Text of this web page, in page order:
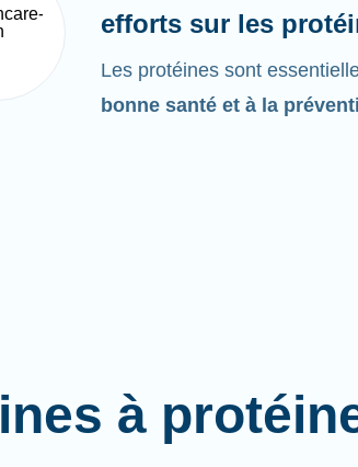
efforts sur les
Les protéines sont
bonne santé et à la
à